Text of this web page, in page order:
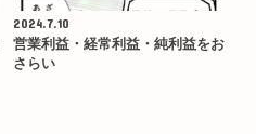
2024.7.10
営業利益・経常利益・純利益をお
さらい